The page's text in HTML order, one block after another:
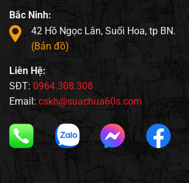
Bắc Ninh:
42 Hồ Ngọc Lân, Suối Hoa, tp BN.
(Bản đồ)
Liên Hệ:
SĐT: 0964.308.308
Email: cskh@suachua60s.com